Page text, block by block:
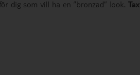
dig som vill ha en ”bronzad” look.